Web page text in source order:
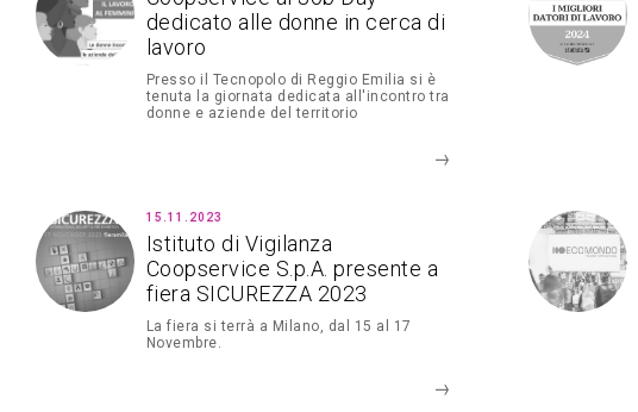
dedicato alle donne in cerca di
lavoro
Presso il Tecnopolo di Reggio Emilia si è
tenuta la giornata dedicata all'incontro tra
donne e aziende del territorio
15.11.2023
Istituto di Vigilanza
Coopservice S.p.A. presente a
fiera SICUREZZA 2023
La fiera si terrà a Milano, dal 15 al 17
Novembre.